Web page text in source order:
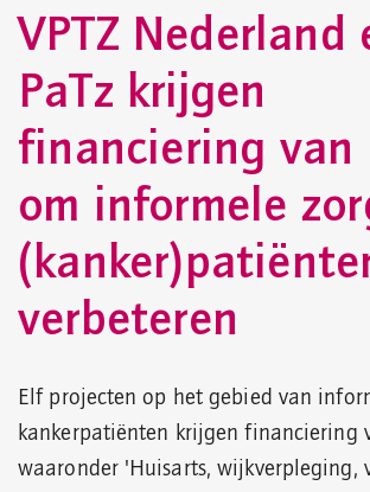
VPTZ Nederland
PaTz krijgen
financiering van
om informele
verbeteren
Elf projecten op het gebied van
kankerpatiënten krijgen financiering
waaronder 'Huisarts, wijkverpleging,